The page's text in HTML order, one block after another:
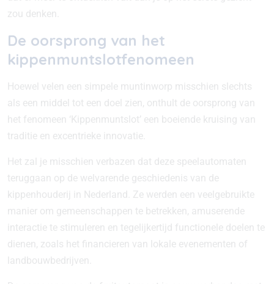
zou denken.
De oorsprong van het
kippenmuntslotfenomeen
Hoewel velen een simpele muntinworp misschien slechts
als een middel tot een doel zien, onthult de oorsprong van
het fenomeen ‘Kippenmuntslot’ een boeiende kruising van
traditie en excentrieke innovatie.
Het zal je misschien verbazen dat deze speelautomaten
teruggaan op de welvarende geschiedenis van de
kippenhouderij in Nederland. Ze werden een veelgebruikte
manier om gemeenschappen te betrekken, amuserende
interactie te stimuleren en tegelijkertijd functionele doelen te
dienen, zoals het financieren van lokale evenementen of
landbouwbedrijven.